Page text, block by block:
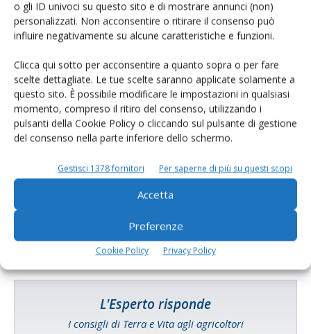
o gli ID univoci su questo sito e di mostrare annunci (non)
personalizzati. Non acconsentire o ritirare il consenso può
influire negativamente su alcune caratteristiche e funzioni.
Clicca qui sotto per acconsentire a quanto sopra o per fare
scelte dettagliate. Le tue scelte saranno applicate solamente a
questo sito. È possibile modificare le impostazioni in qualsiasi
momento, compreso il ritiro del consenso, utilizzando i
pulsanti della Cookie Policy o cliccando sul pulsante di gestione
del consenso nella parte inferiore dello schermo.
Gestisci 1378 fornitori Per saperne di più su questi scopi
Accetta
Preferenze
Cookie Policy Privacy Policy
E-magazine
Tecniche, prodotti e servizi dalle aziende
Un modo semplice per cercare un'azienda o un
prodotto!
Cerca adesso
L'Esperto risponde
I consigli di Terra e Vita agli agricoltori